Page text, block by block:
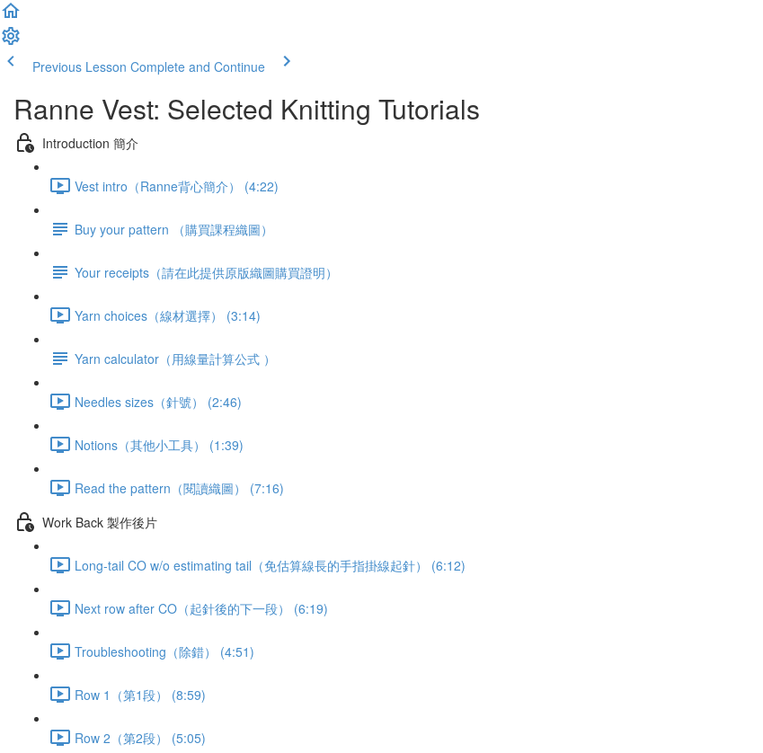
Previous Lesson Complete and Continue
Ranne Vest: Selected Knitting Tutorials
Introduction 簡介
Vest intro（Ranne背心簡介） (4:22)
Buy your pattern （購買課程織圖）
Your receipts（請在此提供原版織圖購買證明）
Yarn choices（線材選擇） (3:14)
Yarn calculator（用線量計算公式 ）
Needles sizes（針號） (2:46)
Notions（其他小工具） (1:39)
Read the pattern（閱讀織圖） (7:16)
Work Back 製作後片
Long-tail CO w/o estimating tail（免估算線長的手指掛線起針） (6:12)
Next row after CO（起針後的下一段） (6:19)
Troubleshooting（除錯） (4:51)
Row 1（第1段） (8:59)
Row 2（第2段） (5:05)